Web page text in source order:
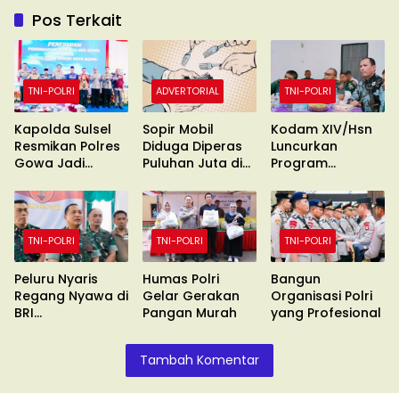
Pos Terkait
TNI-POLRI
Kapolda Sulsel
Resmikan Polres
Gowa Jadi
ADVERTORIAL
Sopir Mobil
Diduga Diperas
Puluhan Juta di
TNI-POLRI
Kodam XIV/Hsn
Luncurkan
Program
Jaringan
Internet
TNI-POLRI
Peluru Nyaris
Regang Nyawa di
BRI
TNI-POLRI
Humas Polri
Gelar Gerakan
Pangan Murah
TNI-POLRI
Bangun
Organisasi Polri
yang Profesional
Tambah Komentar